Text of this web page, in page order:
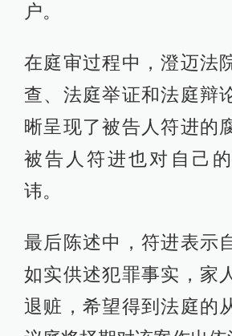
户。
在庭审过程中，澄迈法
查、法庭举证和法庭辩
晰呈现了被告人符进的
被告人符进也对自己
讳。
最后陈述中，符进表示
如实供述犯罪事实，家
退赃，希望得到法庭的